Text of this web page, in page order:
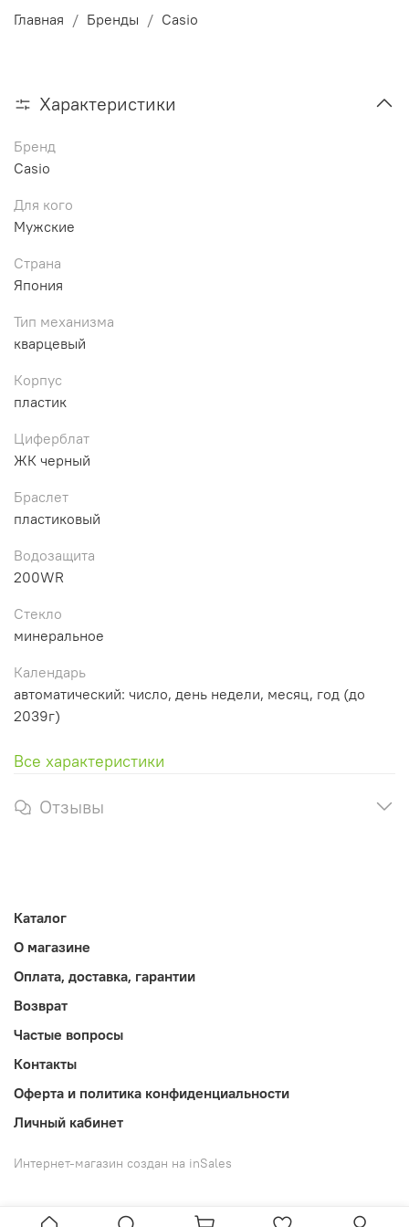
Главная Бренды Casio
Характеристики
Бренд
Casio
Для кого
Мужские
Страна
Япония
Тип механизма
кварцевый
Корпус
пластик
Циферблат
ЖК черный
Браслет
пластиковый
Водозащита
200WR
Стекло
минеральное
Календарь
автоматический: число, день недели, месяц, год (до
2039г)
Все характеристики
Отзывы
Каталог
О магазине
Оплата, доставка, гарантии
Возврат
Частые вопросы
Контакты
Оферта и политика конфиденциальности
Личный кабинет
Интернет-магазин создан на inSales